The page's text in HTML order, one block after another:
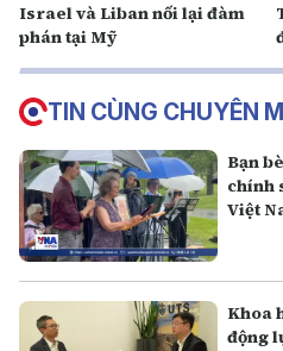
Israel và Liban nối lại đàm
phán tại Mỹ
TIN CÙNG CHUYÊN
Bạn
chính
Việt
Khoa
động